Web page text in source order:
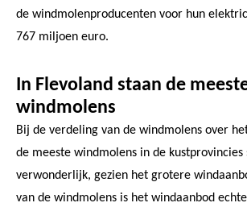
de windmolenproducenten voor hun
767 miljoen euro.
In Flevoland staan de
windmolens
Bij de verdeling van de windmolens over
de meeste windmolens in de
verwonderlijk, gezien het grotere
van de windmolens is het windaanbod